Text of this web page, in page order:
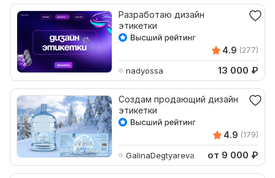
Разработаю дизайн
этикетки
4.9 (277)
nadyossa 13 000 ₽
Создам продающий дизайн
этикетки
4.9 (179)
GalinaDegtyareva от 9 000 ₽